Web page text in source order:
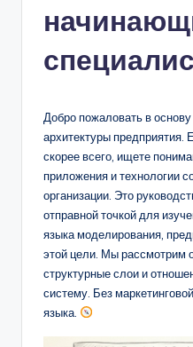
S
o
w
Добро пожаловать в
архитектуры предприятия.
скорее всего, ищете
приложения и технологии
организации. Это
отправной точкой для
языка моделирования,
этой цели. Мы рассмотрим
структурные слои и
систему. Без
языка.